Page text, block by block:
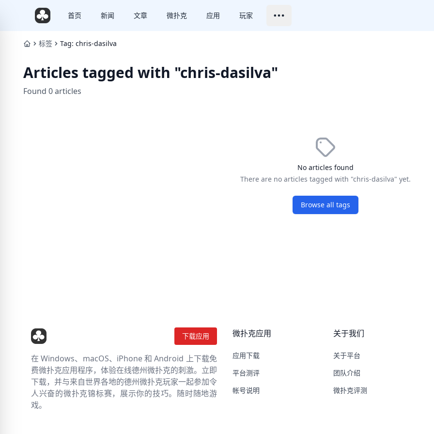
首页 新闻 文章 微扑克 应用 玩家
标签 Tag: chris-dasilva
Articles tagged with "chris-dasilva"
Found 0 articles
No articles found
There are no articles tagged with "chris-dasilva" yet.
Browse all tags
下载应用
在 Windows、macOS、iPhone 和 Android 上下载免
费微扑克应用程序，体验在线德州微扑克的刺激。立即
下载，并与来自世界各地的德州微扑克玩家一起参加令
人兴奋的微扑克锦标赛，展示你的技巧。随时随地游
戏。
微扑克应用
应用下载
平台测评
帐号说明
关于我们
关于平台
团队介绍
微扑克评测